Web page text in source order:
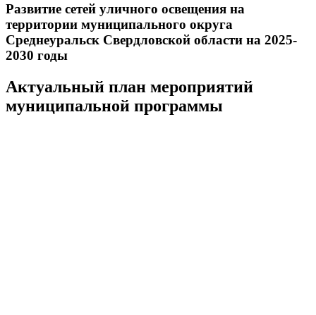
Развитие сетей уличного освещения на
территории муниципального округа
Среднеуральск Свердловской области на 2025-
2030 годы
Актуальный план мероприятий
муниципальной программы